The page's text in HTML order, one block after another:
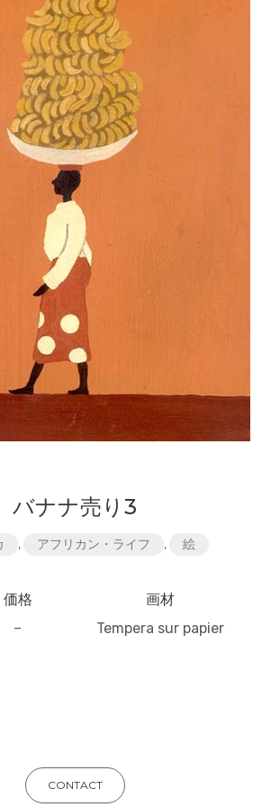
バナナ売り3
, アフリカン・ライフ , 絵
価格
–
画材
Tempera sur papier
CONTACT